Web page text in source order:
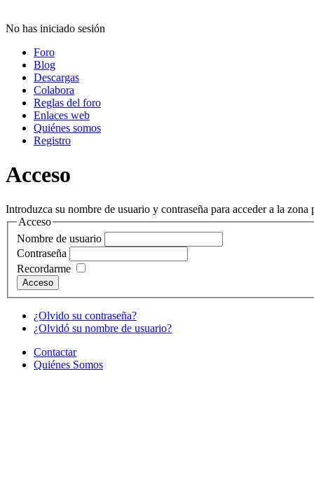
No has iniciado sesión
Foro
Blog
Descargas
Colabora
Reglas del foro
Enlaces web
Quiénes somos
Registro
Acceso
Introduzca su nombre de usuario y contraseña para acceder a la zona
Acceso
Nombre de usuario
Contraseña
Recordarme
¿Olvido su contraseña?
¿Olvidó su nombre de usuario?
Contactar
Quiénes Somos